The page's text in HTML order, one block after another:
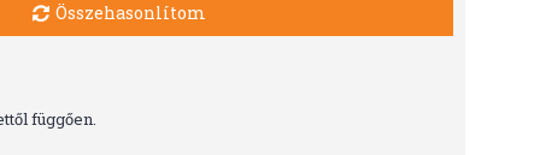
Összehasonlítom
függően.